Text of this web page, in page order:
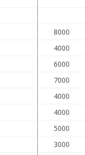
8000
4000
6000
7000
4000
4000
5000
3000